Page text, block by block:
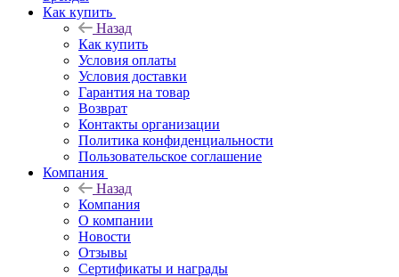
Как купить
Назад
Как купить
Условия оплаты
Условия доставки
Гарантия на товар
Возврат
Контакты организации
Политика конфиденциальности
Пользовательское соглашение
Компания
Назад
Компания
О компании
Новости
Отзывы
Сертификаты и награды